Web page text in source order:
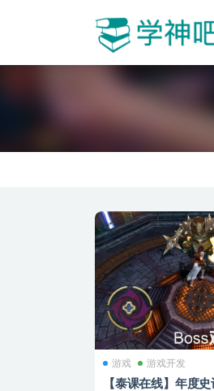
游戏 游戏开发
【泰课在线】年度